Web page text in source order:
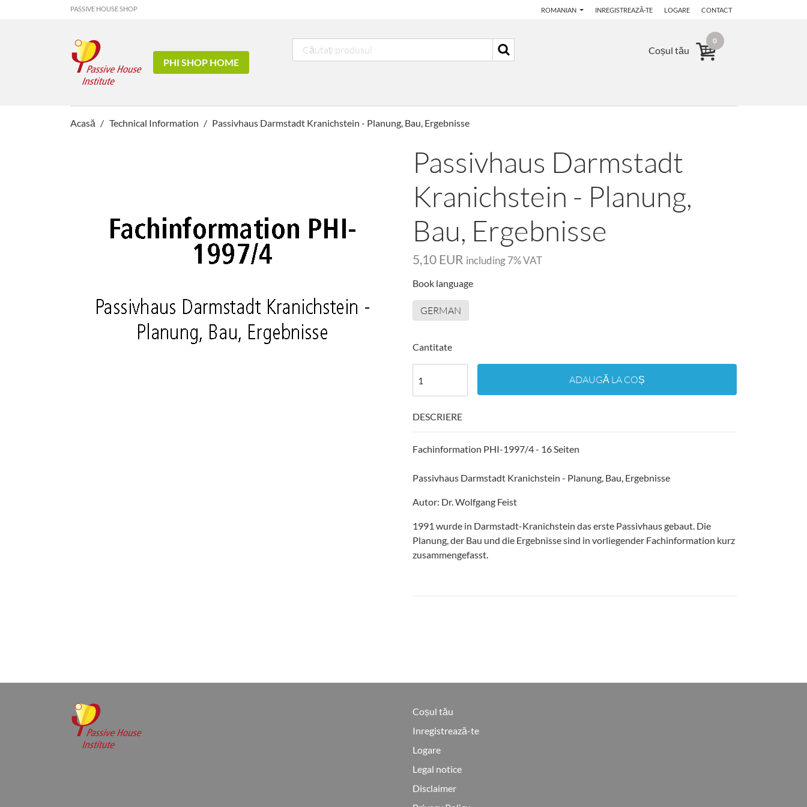
PASSIVE HOUSE SHOP ROMANIAN INREGISTREAZĂ-TE LOGARE CONTACT
PHI SHOP HOME
Coșul tău
0
Acasă Technical Information Passivhaus Darmstadt Kranichstein - Planung, Bau, Ergebnisse
Passivhaus Darmstadt
Kranichstein - Planung,
Bau, Ergebnisse
5,10 EUR including 7% VAT
Book language
GERMAN
Cantitate
ADAUGĂ LA COȘ
DESCRIERE
Fachinformation PHI-1997/4 - 16 Seiten
Passivhaus Darmstadt Kranichstein - Planung, Bau, Ergebnisse
Autor: Dr. Wolfgang Feist
1991 wurde in Darmstadt-Kranichstein das erste Passivhaus gebaut. Die
Planung, der Bau und die Ergebnisse sind in vorliegender Fachinformation kurz
zusammengefasst.
Coșul tău
Inregistrează-te
Logare
Legal notice
Disclaimer